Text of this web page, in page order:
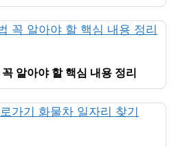
알아야 할 핵심 내용 정리